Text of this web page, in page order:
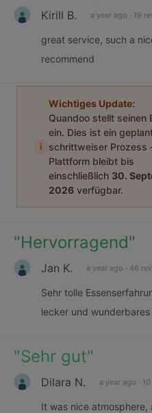
Kirill B. a year ago · 19
great service, such a
recommend
i
Wichtiges Update:
Quandoo stellt seinen
ein. Dies ist ein
schrittweiser Prozess
Plattform bleibt bis
einschließlich 30.
2026 verfügbar.
"Hervorragend"
Jan K. a year ago · 46
Sehr tolle
lecker und
"Sehr gut"
Dilara N. a year ago ·
It was nice